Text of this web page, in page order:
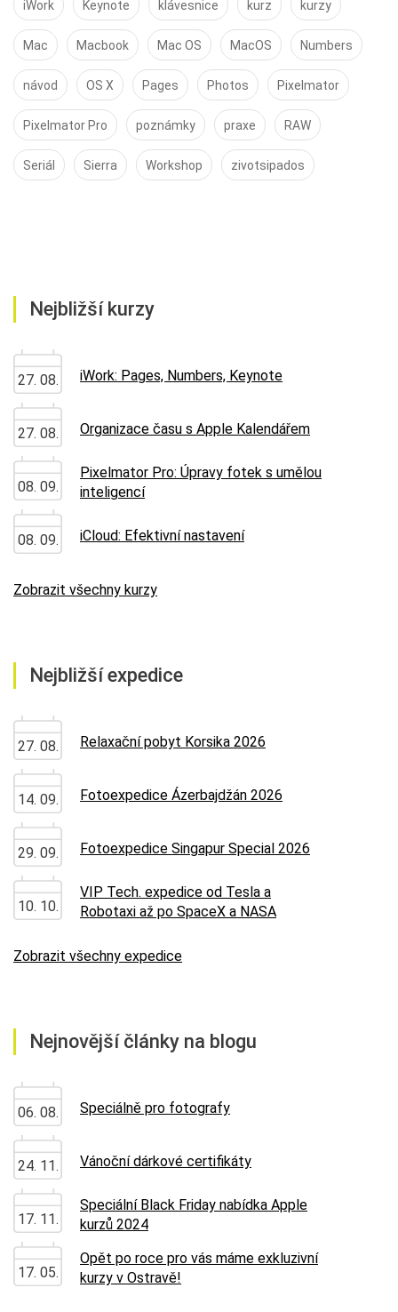
iWork Keynote klávesnice kurz kurzy
Mac Macbook Mac OS MacOS Numbers
návod OS X Pages Photos Pixelmator
Pixelmator Pro poznámky praxe RAW
Seriál Sierra Workshop zivotsipados
Nejbližší kurzy
27. 08. iWork: Pages, Numbers, Keynote
27. 08. Organizace času s Apple Kalendářem
08. 09.
Pixelmator Pro: Úpravy fotek s umělou
inteligencí
08. 09. iCloud: Efektivní nastavení
Zobrazit všechny kurzy
Nejbližší expedice
27. 08. Relaxační pobyt Korsika 2026
14. 09. Fotoexpedice Ázerbajdžán 2026
29. 09. Fotoexpedice Singapur Special 2026
10. 10.
VIP Tech. expedice od Tesla a
Robotaxi až po SpaceX a NASA
Zobrazit všechny expedice
Nejnovější články na blogu
06. 08. Speciálně pro fotografy
24. 11. Vánoční dárkové certifikáty
17. 11.
Speciální Black Friday nabídka Apple
kurzů 2024
17. 05.
Opět po roce pro vás máme exkluzivní
kurzy v Ostravě!